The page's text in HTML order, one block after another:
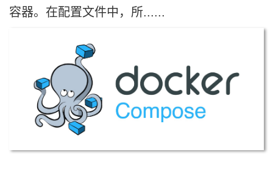
容器。在配置文件中，所......